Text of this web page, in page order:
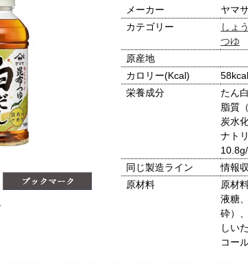
メーカー
ヤマ
カテゴリー
しょ
つゆ
原産地
カロリー(Kcal)
栄養成分
たん
脂質
炭水
ナト
同じ製造ライン
情報
原材料
原材
液糖
砕）
しい
コー